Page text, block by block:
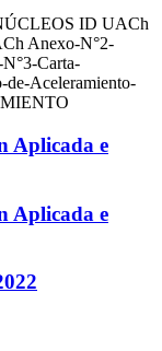
ID UACh
Anexo-N°2-
Carta-
de-Aceleramiento-
Aplicada e
Aplicada e